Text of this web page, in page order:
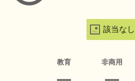
該当なし
教育 非商用